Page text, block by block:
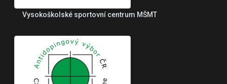
Vysokoškolské sportovní centrum MŠMT